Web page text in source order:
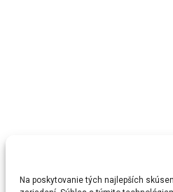
Na poskytovanie tých najlepších